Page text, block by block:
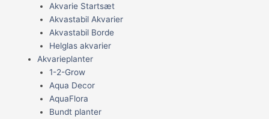
Akvarie Startsæt
Akvastabil Akvarier
Akvastabil Borde
Helglas akvarier
Akvarieplanter
1-2-Grow
Aqua Decor
AquaFlora
Bundt planter